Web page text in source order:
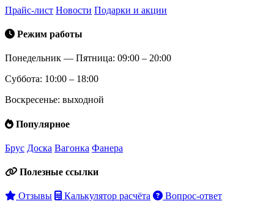
Прайс-лист Новости Подарки и акции
Режим работы
Понедельник — Пятница: 09:00 – 20:00
Суббота: 10:00 – 18:00
Воскресенье: выходной
Популярное
Брус Доска Вагонка Фанера
Полезные ссылки
Отзывы Калькулятор расчёта Вопрос-ответ